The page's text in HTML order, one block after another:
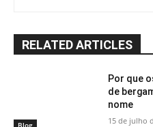
RELATED ARTICLES
Blog
Por que
de
nome
15 de julho